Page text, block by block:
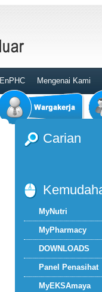
EnPHC Mengenai Kami
Carian
MyNutri
MyPharmacy
DOWNLOADS
Panel Penasihat
MyEKSAmaya